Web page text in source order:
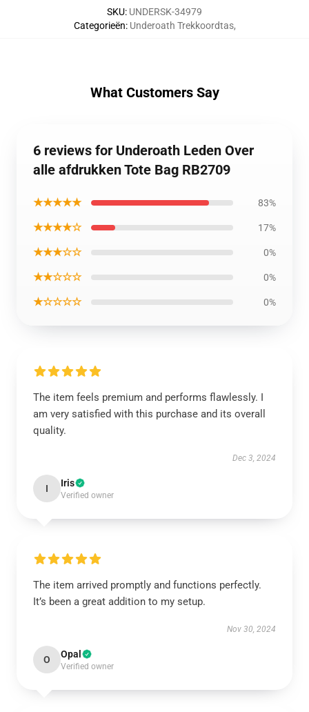
SKU: UNDERSK-34979
Categorieën: Underoath Trekkoordtas,
What Customers Say
6 reviews for Underoath Leden Over
alle afdrukken Tote Bag RB2709
★★★★★ 83%
★★★★☆ 17%
★★★☆☆ 0%
★★☆☆☆ 0%
★☆☆☆☆ 0%
The item feels premium and performs flawlessly. I
am very satisfied with this purchase and its overall
quality.
Dec 3, 2024
I Iris
Verified owner
The item arrived promptly and functions perfectly.
It’s been a great addition to my setup.
Nov 30, 2024
O Opal
Verified owner